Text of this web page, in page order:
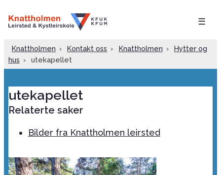
☰
Knattholmen › Kontakt oss › Knattholmen ›
Hytter og
hus › utekapellet
utekapellet
Relaterte saker
Bilder fra Knattholmen leirsted